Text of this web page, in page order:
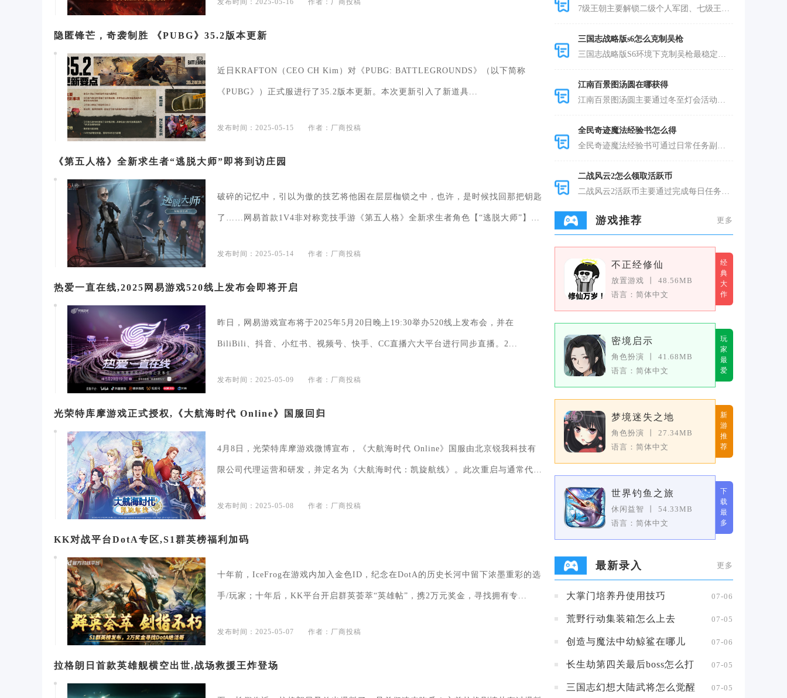
发布时间：2025-05-16 作者：厂商投稿
隐匿锋芒，奇袭制胜 《PUBG》35.2版本更新
近日KRAFTON（CEO CH Kim）对《PUBG: BATTLEGROUNDS》（以下简称
《PUBG》）正式服进行了35.2版本更新。本次更新引入了新道具...
发布时间：2025-05-15 作者：厂商投稿
《第五人格》全新求生者“逃脱大师”即将到访庄园
破碎的记忆中，引以为傲的技艺将他困在层层枷锁之中，也许，是时候找回那把钥匙
了……网易首款1V4非对称竞技手游《第五人格》全新求生者角色【“逃脱大师”】埃
发布时间：2025-05-14 作者：厂商投稿
热爱一直在线,2025网易游戏520线上发布会即将开启
昨日，网易游戏宣布将于2025年5月20日晚上19:30举办520线上发布会，并在
BiliBili、抖音、小红书、视频号、快手、CC直播六大平台进行同步直播。2...
发布时间：2025-05-09 作者：厂商投稿
光荣特库摩游戏正式授权,《大航海时代 Online》国服回归
4月8日，光荣特库摩游戏微博宣布，《大航海时代 Online》国服由北京锐我科技有
限公司代理运营和研发，并定名为《大航海时代：凯旋航线》。此次重启与通常代理
发布时间：2025-05-08 作者：厂商投稿
KK对战平台DotA专区,S1群英榜福利加码
十年前，IceFrog在游戏内加入金色ID，纪念在DotA的历史长河中留下浓墨重彩的选
手/玩家；十年后，KK平台开启群英荟萃“英雄帖”，携2万元奖金，寻找拥有专...
发布时间：2025-05-07 作者：厂商投稿
拉格朗日首款英雄舰横空出世,战场救援王炸登场
7级王朝主要解锁二级个人军团、七级王朝专
三国志战略版s6怎么克制吴枪
三国志战略版S6环境下克制吴枪最稳定可行
江南百景图汤圆在哪获得
江南百景图汤圆主要通过冬至灯会活动内归汉
全民奇迹魔法经验书怎么得
全民奇迹魔法经验书可通过日常任务副本、各
二战风云2怎么领取活跃币
二战风云2活跃币主要通过完成每日任务、参
游戏推荐 更多
不正经修仙
放置游戏
48.56MB
语言：简体中文
经
典
大
作
密境启示
角色扮演
41.68MB
语言：简体中文
玩
家
最
爱
梦境迷失之地
角色扮演
27.34MB
语言：简体中文
新
游
推
荐
世界钓鱼之旅
休闲益智
54.33MB
语言：简体中文
下
载
最
多
最新录入 更多
大掌门培养丹使用技巧 07-06
荒野行动集装箱怎么上去 07-05
创造与魔法中幼鲸鲨在哪儿 07-06
长生劫第四关最后boss怎么打 07-05
三国志幻想大陆武将怎么觉醒 07-05